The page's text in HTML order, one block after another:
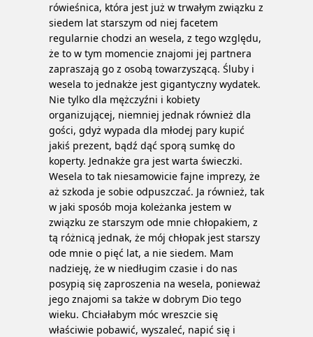
rówieśnica, która jest już w trwałym związku z
siedem lat starszym od niej facetem
regularnie chodzi an wesela, z tego względu,
że to w tym momencie znajomi jej partnera
zapraszają go z osobą towarzyszącą. Śluby i
wesela to jednakże jest gigantyczny wydatek.
Nie tylko dla mężczyźni i kobiety
organizującej, niemniej jednak również dla
gości, gdyż wypada dla młodej pary kupić
jakiś prezent, bądź dąć sporą sumkę do
koperty. Jednakże gra jest warta świeczki.
Wesela to tak niesamowicie fajne imprezy, że
aż szkoda je sobie odpuszczać. Ja również, tak
w jaki sposób moja koleżanka jestem w
związku ze starszym ode mnie chłopakiem, z
tą różnicą jednak, że mój chłopak jest starszy
ode mnie o pięć lat, a nie siedem. Mam
nadzieję, że w niedługim czasie i do nas
posypią się zaproszenia na wesela, ponieważ
jego znajomi sa także w dobrym Dio tego
wieku. Chciałabym móc wreszcie się
właściwie pobawić, wyszaleć, napić się i